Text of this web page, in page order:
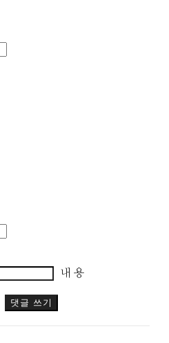
내용
댓글 쓰기